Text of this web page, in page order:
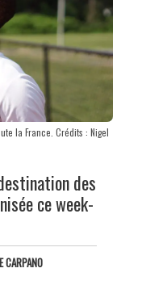
la France. Crédits : Nigel
des
ce week-
CARPANO